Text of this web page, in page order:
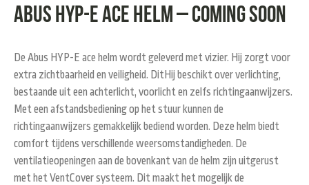
Abus HYP-E ace helm – COMING SOON
De Abus HYP-E ace helm wordt geleverd met vizier. Hij zorgt voor
extra zichtbaarheid en veiligheid. DitHij beschikt over verlichting,
bestaande uit een achterlicht, voorlicht en zelfs richtingaanwijzers.
Met een afstandsbediening op het stuur kunnen de
richtingaanwijzers gemakkelijk bediend worden. Deze helm biedt
comfort tijdens verschillende weersomstandigheden. De
ventilatieopeningen aan de bovenkant van de helm zijn uitgerust
met het VentCover systeem. Dit maakt het mogelijk de